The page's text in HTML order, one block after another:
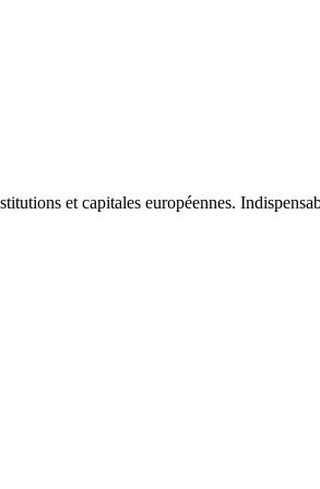
et capitales européennes.